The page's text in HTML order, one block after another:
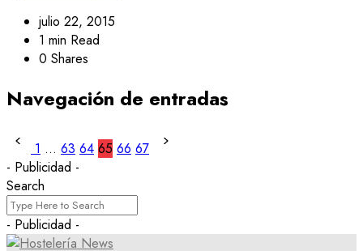
julio 22, 2015
1 min Read
0 Shares
Navegación de entradas
1 … 63 64 65 66 67
- Publicidad -
Search
- Publicidad -